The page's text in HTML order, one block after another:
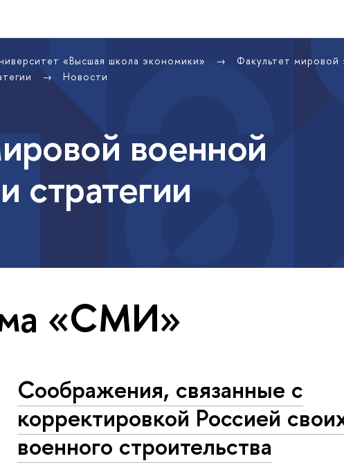
«Высшая школа экономики» Факультет
Новости
военной
стратегии
«СМИ»
Соображения, связанные с
корректировкой Россией
военного строительства